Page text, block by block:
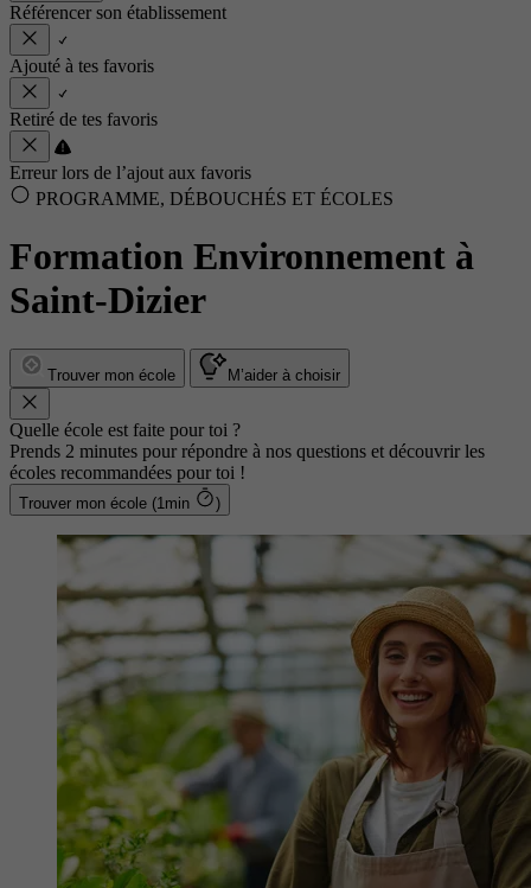
Référencer son établissement
Ajouté à tes favoris
Retiré de tes favoris
Erreur lors de l’ajout aux favoris
PROGRAMME, DÉBOUCHÉS ET ÉCOLES
Formation Environnement à
Saint-Dizier
Trouver mon école M’aider à choisir
Quelle école est faite pour toi ?
Prends 2 minutes pour répondre à nos questions et découvrir les
écoles recommandées pour toi !
Trouver mon école (1min )